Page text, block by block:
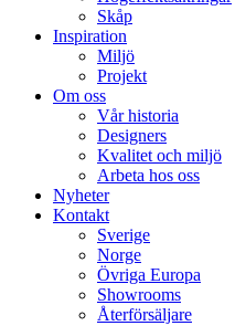
Skåp
Inspiration
Miljö
Projekt
Om oss
Vår historia
Designers
Kvalitet och miljö
Arbeta hos oss
Nyheter
Kontakt
Sverige
Norge
Övriga Europa
Showrooms
Återförsäljare